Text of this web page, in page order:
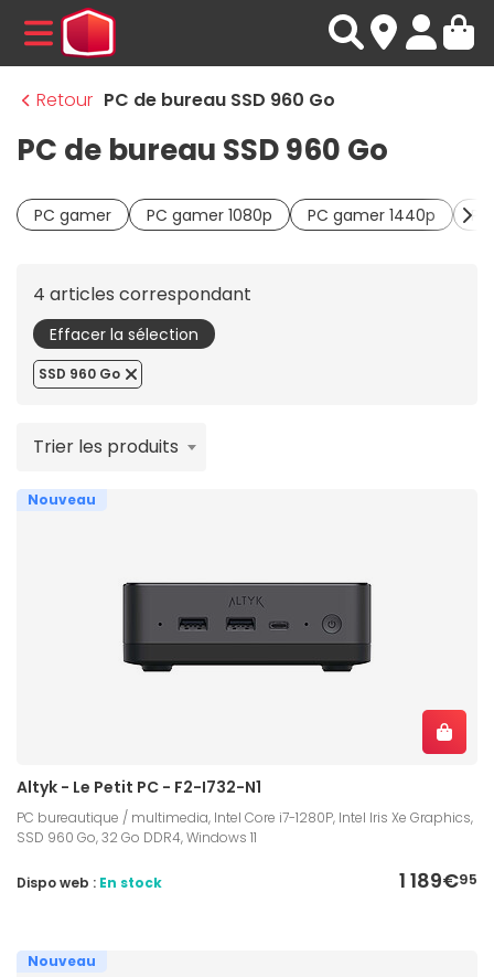
MENU
Retour PC de bureau SSD 960 Go
PC de bureau SSD 960 Go
PC gamer PC gamer 1080p PC gamer 1440p
4 articles correspondant
Effacer la sélection
SSD 960 Go
Trier les produits
Nouveau
Altyk - Le Petit PC - F2-I732-N1
PC bureautique / multimedia, Intel Core i7-1280P, Intel Iris Xe Graphics,
SSD 960 Go, 32 Go DDR4, Windows 11
1 189€95
Dispo web : En stock
Nouveau